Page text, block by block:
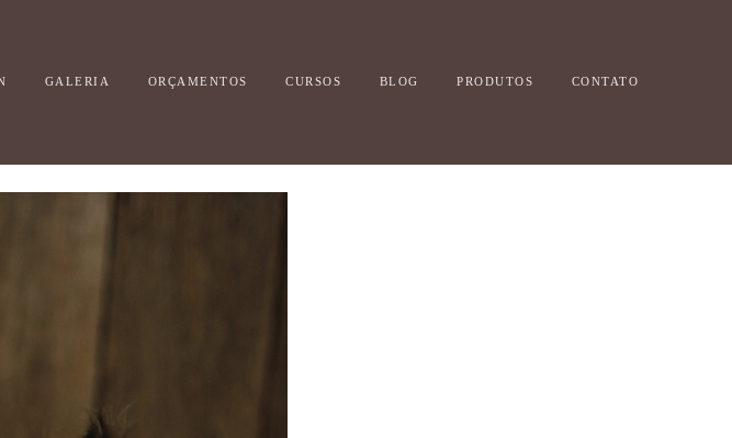
GALERIA ORÇAMENTOS CURSOS BLOG PRODUTOS CONTATO